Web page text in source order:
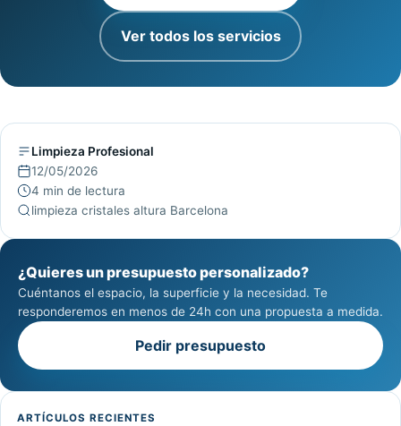
Ver todos los servicios
Limpieza Profesional
12/05/2026
4 min de lectura
limpieza cristales altura Barcelona
¿Quieres un presupuesto personalizado?
Cuéntanos el espacio, la superficie y la necesidad. Te
responderemos en menos de 24h con una propuesta a medida.
Pedir presupuesto
ARTÍCULOS RECIENTES